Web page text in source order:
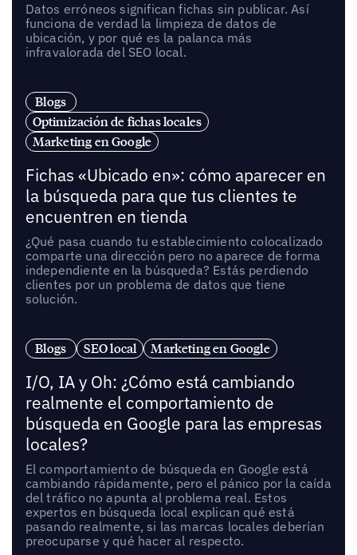
Datos erróneos significan fichas sin publicar. Así
funciona de verdad la limpieza de datos de
ubicación, y por qué es la palanca más
infravalorada del SEO local.
Blogs
Optimización de fichas locales
Marketing en Google
Fichas «Ubicado en»: cómo aparecer en
la búsqueda para que tus clientes te
encuentren en tienda
¿Qué pasa cuando tu establecimiento colocalizado
comparte una dirección pero no aparece de forma
independiente en la búsqueda? Estás perdiendo
clientes por un problema de datos que tiene
solución.
Blogs SEO local Marketing en Google
I/O, IA y Oh: ¿Cómo está cambiando
realmente el comportamiento de
búsqueda en Google para las empresas
locales?
El comportamiento de búsqueda en Google está
cambiando rápidamente, pero el pánico por la caída
del tráfico no apunta al problema real. Estos
expertos en búsqueda local explican qué está
pasando realmente, si las marcas locales deberían
preocuparse y qué hacer al respecto.